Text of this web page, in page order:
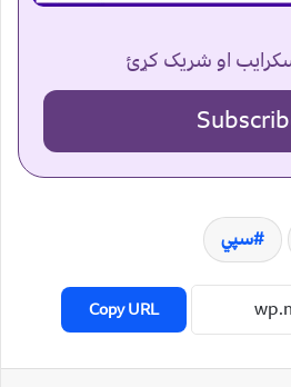
او شریک کړئ
سپي
Copy URL